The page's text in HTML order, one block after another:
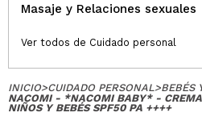
Masaje y Relaciones sexuales
Ver todos de Cuidado personal
INICIO>CUIDADO PERSONAL>BEBÉS
NACOMI - *NACOMI BABY* - CREMA
NIÑOS Y BEBÉS SPF50 PA ++++